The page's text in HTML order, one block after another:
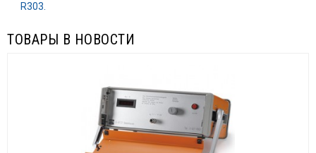
R303.
ТОВАРЫ В НОВОСТИ